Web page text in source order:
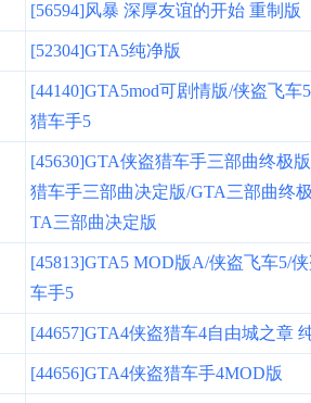
[56594]风暴 深厚友谊的开始 重制版
[52304]GTA5纯净版
[44140]GTA5mod可剧情版/侠盗飞车
猎车手5
[45630]GTA侠盗猎车手三部曲终极
猎车手三部曲决定版/GTA三部曲终
TA三部曲决定版
[45813]GTA5 MOD版A/侠盗飞车5/
车手5
[44657]GTA4侠盗猎车4自由城之章
[44656]GTA4侠盗猎车手4MOD版